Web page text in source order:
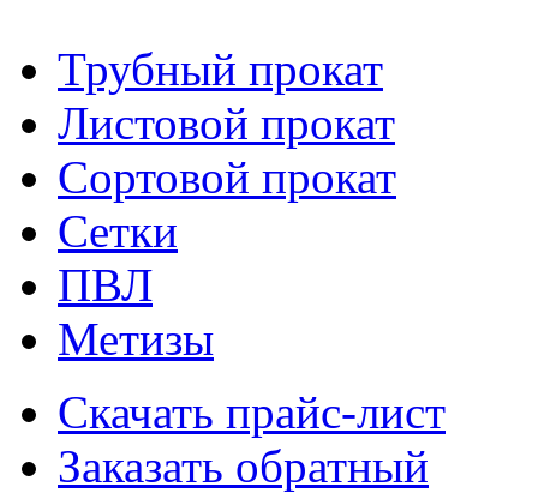
Трубный прокат
Листовой прокат
Сортовой прокат
Сетки
ПВЛ
Метизы
Скачать прайс-лист
Заказать обратный